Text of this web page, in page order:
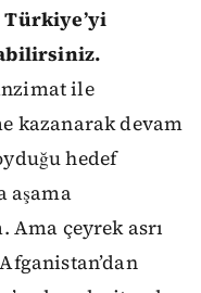
ile
kazanarak devam
hedef
aşama
çeyrek asrı